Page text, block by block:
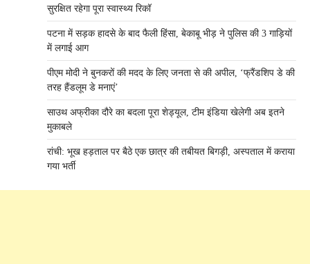
सुरक्षित रहेगा पूरा स्वास्थ्य रिकॉ
पटना में सड़क हादसे के बाद फैली हिंसा, बेकाबू भीड़ ने पुलिस की 3 गाड़ियों
में लगाई आग
पीएम मोदी ने बुनकरों की मदद के लिए जनता से की अपील, ‘फ्रैंडशिप डे की
तरह हैंडलूम डे मनाएं’
साउथ अफ्रीका दौरे का बदला पूरा शेड्यूल, टीम इंडिया खेलेगी अब इतने
मुकाबले
रांची: भूख हड़ताल पर बैठे एक छात्र की तबीयत बिगड़ी, अस्पताल में कराया
गया भर्ती